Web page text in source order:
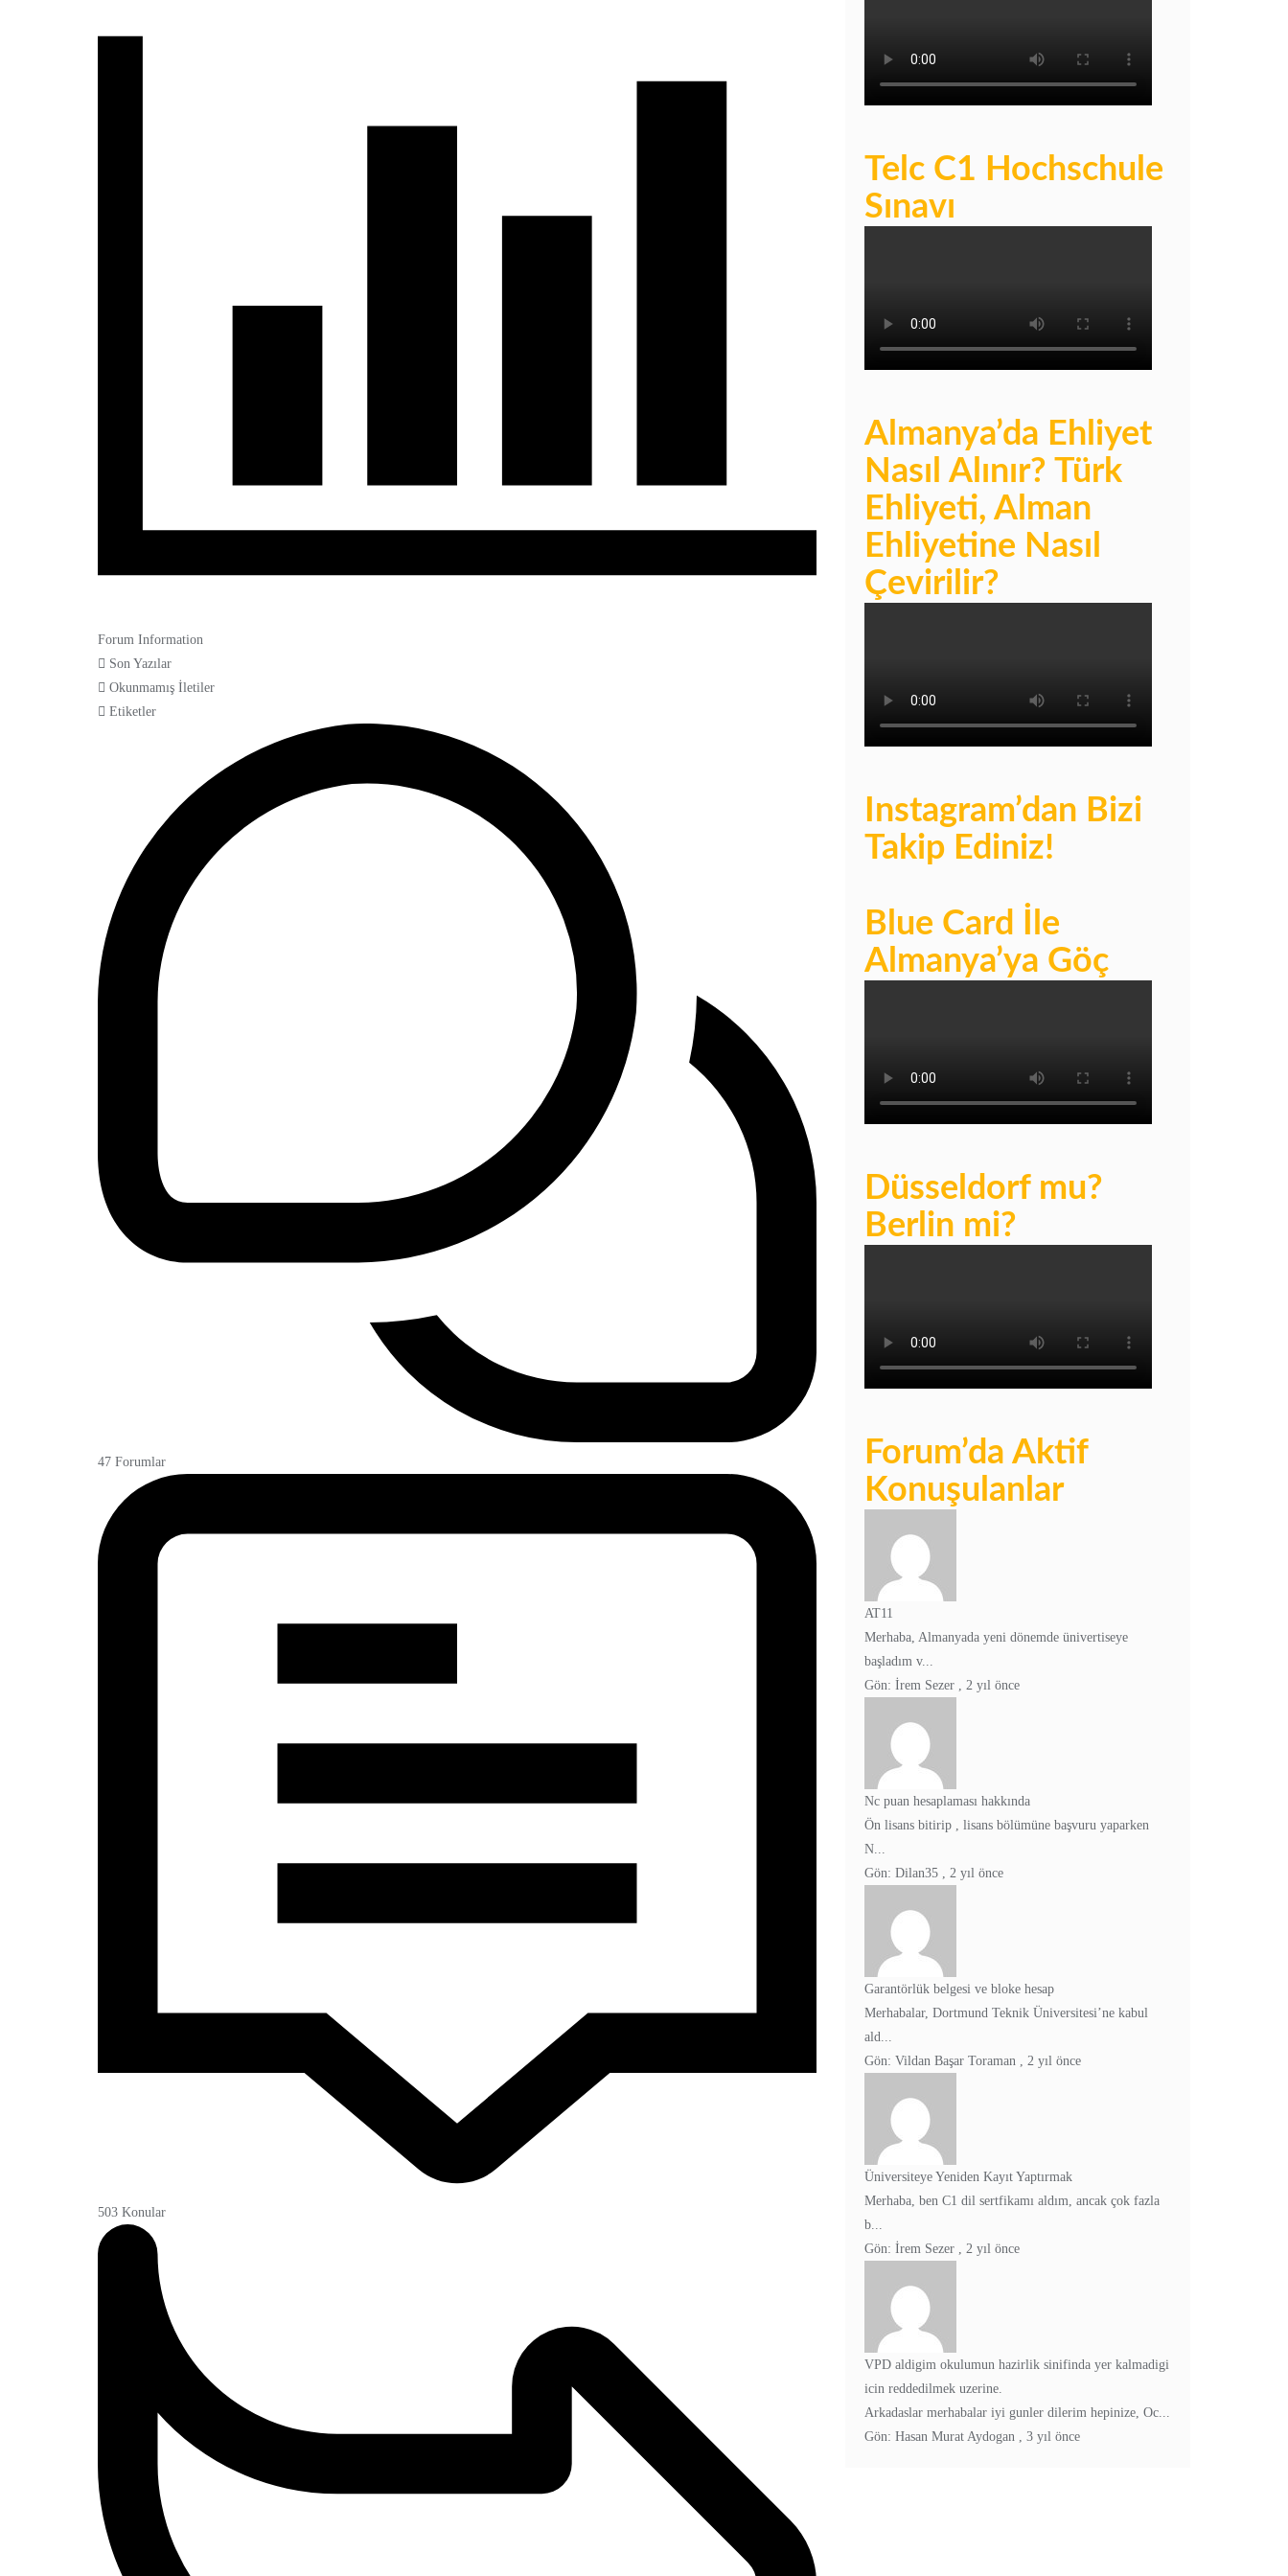
Forum Information
Son Yazılar
Okunmamış İletiler
Etiketler
47 Forumlar
503 Konular
Telc C1 Hochschule
Sınavı
Almanya’da Ehliyet
Nasıl Alınır? Türk
Ehliyeti, Alman
Ehliyetine Nasıl
Çevirilir?
Instagram’dan Bizi
Takip Ediniz!
Blue Card İle
Almanya’ya Göç
Düsseldorf mu?
Berlin mi?
Forum’da Aktif
Konuşulanlar
AT11
Merhaba, Almanyada yeni dönemde ünivertiseye
başladım v...
Gön: İrem Sezer , 2 yıl önce
Nc puan hesaplaması hakkında
Ön lisans bitirip , lisans bölümüne başvuru yaparken
N...
Gön: Dilan35 , 2 yıl önce
Garantörlük belgesi ve bloke hesap
Merhabalar, Dortmund Teknik Üniversitesi’ne kabul
ald...
Gön: Vildan Başar Toraman , 2 yıl önce
Üniversiteye Yeniden Kayıt Yaptırmak
Merhaba, ben C1 dil sertfikamı aldım, ancak çok fazla
b...
Gön: İrem Sezer , 2 yıl önce
VPD aldigim okulumun hazirlik sinifinda yer kalmadigi
icin reddedilmek uzerine.
Arkadaslar merhabalar iyi gunler dilerim hepinize, Oc...
Gön: Hasan Murat Aydogan , 3 yıl önce